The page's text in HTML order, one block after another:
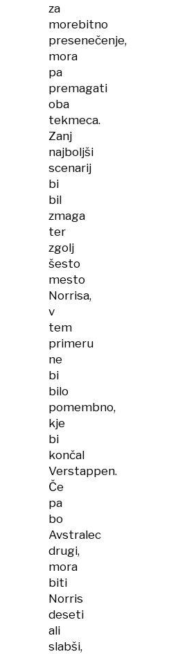
za
morebitno
presenečenje,
mora
pa
premagati
oba
tekmeca.
Zanj
najboljši
scenarij
bi
bil
zmaga
ter
zgolj
šesto
mesto
Norrisa,
v
tem
primeru
ne
bi
bilo
pomembno,
kje
bi
končal
Verstappen.
Če
pa
bo
Avstralec
drugi,
mora
biti
Norris
deseti
ali
slabši,